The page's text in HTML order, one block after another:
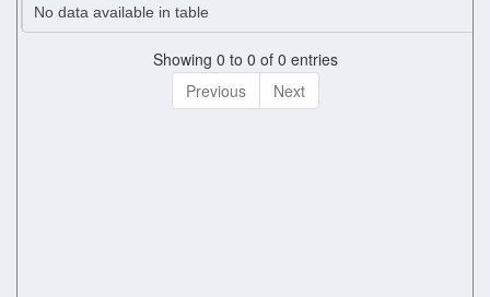
No data available in table
Showing 0 to 0 of 0 entries
Previous
Next